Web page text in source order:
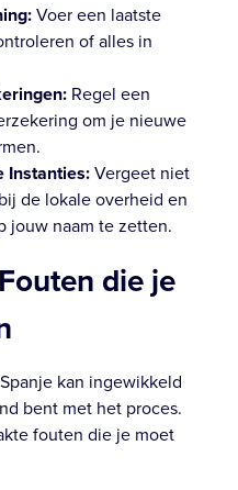
Voer een laatste
of alles in
Regel een
om je nieuwe
Instanties:Vergeet niet
de lokale overheid en
jouw naam te zetten.
die je
kan ingewikkeld
bent met het proces.
fouten die je moet